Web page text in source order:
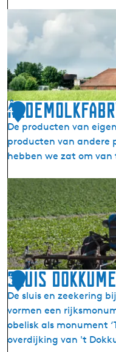
r
i
t
e
i
t
t
n
b
a
k
k
e
r
i
j
O
o
s
t
r
u
m
4
De producten van
producten van andere
hebben we zat om
l
d
e
m
o
l
k
f
a
b
r
5
Sluis
De sluis en zeekering
vormen een
obelisk als monument
overdijking van 't